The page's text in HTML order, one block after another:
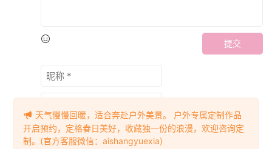
提交
天气慢慢回暖，适合奔赴户外美景。 户外专属定制作品
开启预约，定格春日美好，收藏独一份的浪漫，欢迎咨询定
制。(官方客服微信：aishangyuexia)